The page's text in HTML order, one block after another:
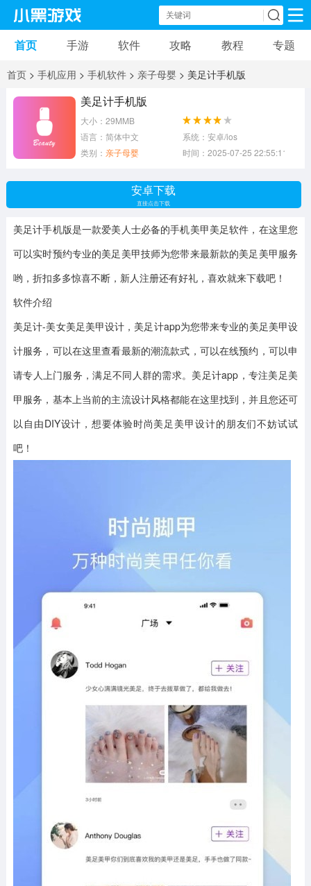
手机游戏 手机软件
安卓游戏
益智游戏 音乐游戏 传奇游戏
模拟游戏
策略游戏 文字游戏 角色扮演
首页 手游 软件 攻略 教程 专题
首页 > 手机应用 > 手机软件 > 亲子母婴 > 美足计手机版
美足计手机版
大小：29MMB
语言：简体中文
系统：安卓/ios
类别： 亲子母婴 时间：2025-07-25 22:55:11
安卓下载
直接点击下载
美足计手机版是一款爱美人士必备的手机美甲美足软件，在这里您
可以实时预约专业的美足美甲技师为您带来最新款的美足美甲服务
哟，折扣多多惊喜不断，新人注册还有好礼，喜欢就来下载吧！
软件介绍
美足计-美女美足美甲设计，美足计app为您带来专业的美足美甲设
计服务，可以在这里查看最新的潮流款式，可以在线预约，可以申
请专人上门服务，满足不同人群的需求。美足计app，专注美足美
甲服务，基本上当前的主流设计风格都能在这里找到，并且您还可
以自由DIY设计，想要体验时尚美足美甲设计的朋友们不妨试试
吧！